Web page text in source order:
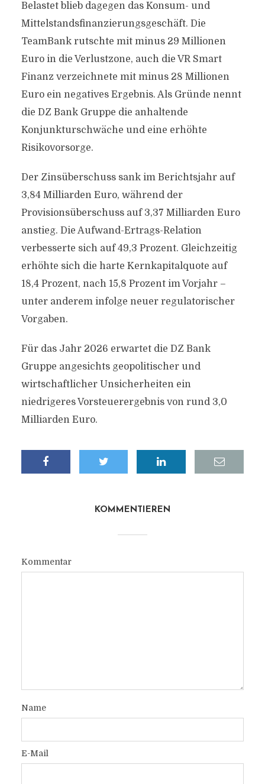
Belastet blieb dagegen das Konsum- und
Mittelstandsfinanzierungsgeschäft. Die
TeamBank rutschte mit minus 29 Millionen
Euro in die Verlustzone, auch die VR Smart
Finanz verzeichnete mit minus 28 Millionen
Euro ein negatives Ergebnis. Als Gründe nennt
die DZ Bank Gruppe die anhaltende
Konjunkturschwäche und eine erhöhte
Risikovorsorge.
Der Zinsüberschuss sank im Berichtsjahr auf
3,84 Milliarden Euro, während der
Provisionsüberschuss auf 3,37 Milliarden Euro
anstieg. Die Aufwand-Ertrags-Relation
verbesserte sich auf 49,3 Prozent. Gleichzeitig
erhöhte sich die harte Kernkapitalquote auf
18,4 Prozent, nach 15,8 Prozent im Vorjahr –
unter anderem infolge neuer regulatorischer
Vorgaben.
Für das Jahr 2026 erwartet die DZ Bank
Gruppe angesichts geopolitischer und
wirtschaftlicher Unsicherheiten ein
niedrigeres Vorsteuerergebnis von rund 3,0
Milliarden Euro.
KOMMENTIEREN
Kommentar
Name
E-Mail